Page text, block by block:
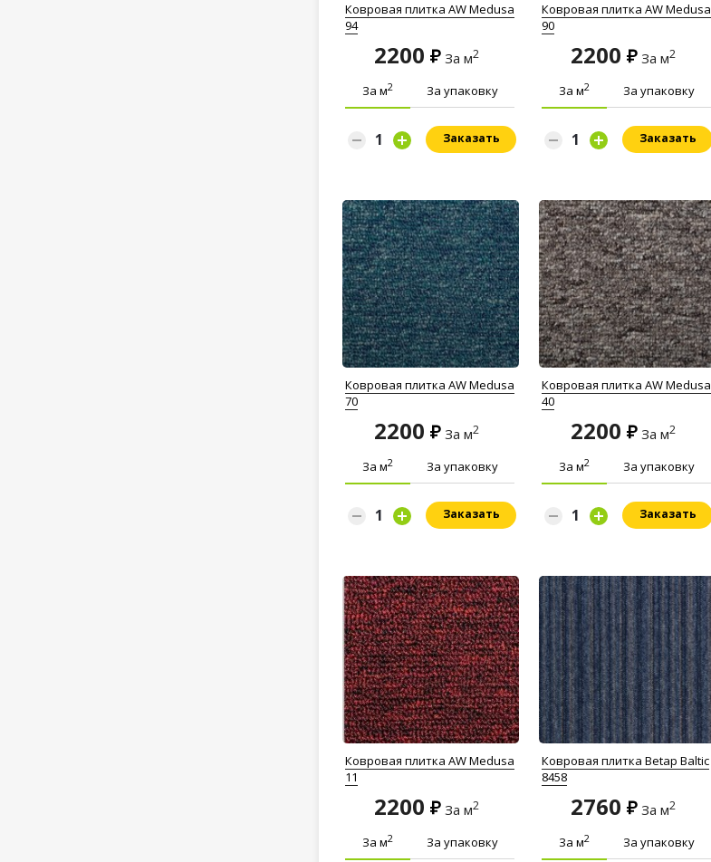
Ковровая плитка AW Medusa
94
2200 За м2
За м2 За упаковку
Заказать
Ковровая плитка AW Medusa
90
2200 За м2
За м2 За упаковку
Заказать
Ковровая плитка AW Medusa
70
2200 За м2
За м2 За упаковку
Заказать
Ковровая плитка AW Medusa
40
2200 За м2
За м2 За упаковку
Заказать
Ковровая плитка AW Medusa
11
2200 За м2
За м2 За упаковку
Ковровая плитка Betap Baltic
8458
2760 За м2
За м2 За упаковку